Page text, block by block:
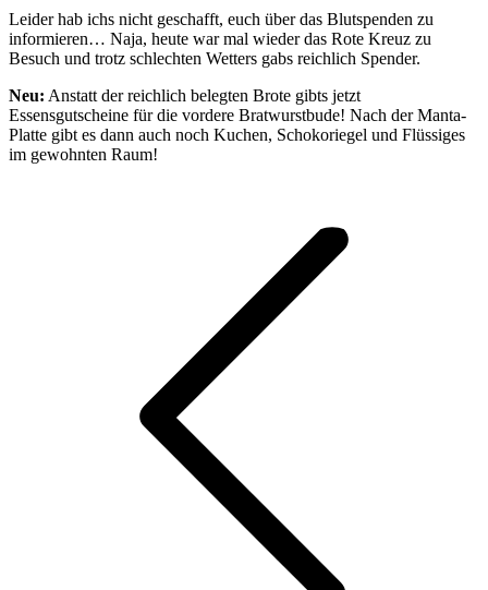
Leider hab ichs nicht geschafft, euch über das Blutspenden zu
informieren… Naja, heute war mal wieder das Rote Kreuz zu
Besuch und trotz schlechten Wetters gabs reichlich Spender.
Neu: Anstatt der reichlich belegten Brote gibts jetzt
Essensgutscheine für die vordere Bratwurstbude! Nach der Manta-
Platte gibt es dann auch noch Kuchen, Schokoriegel und Flüssiges
im gewohnten Raum!